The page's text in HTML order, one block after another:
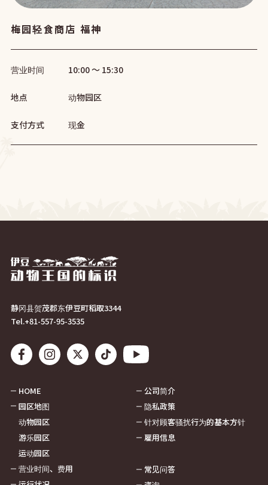
梅园轻食商店 福神
营业时间 10:00 ～ 15:30
地点 动物园区
支付方式 现金
静冈县贺茂郡东伊豆町稻取3344
Tel.+81-557-95-3535
HOME
园区地图
动物园区
游乐园区
运动园区
营业时间、费用
公司简介
隐私政策
针对顾客骚扰行为的基本方针
雇用信息
常见问答